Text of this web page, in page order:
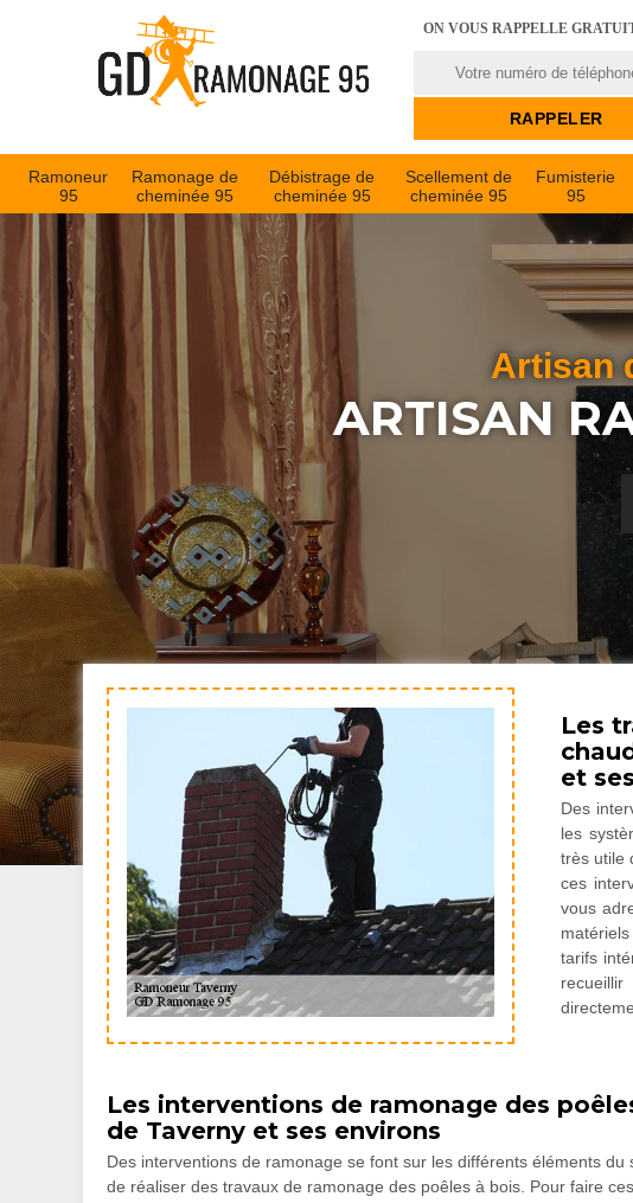
ON VOUS RAPPELLE
Ramoneur
95
Ramonage de
cheminée 95
Débistrage de
cheminée 95
Scellement de
cheminée 95
Fumisterie
95
Artisan
ARTISAN
Les
et
Des
les
très utile
ces
vous
tarifs
Les interventions de ramonage des
de Taverny et ses environs
Des interventions de ramonage se font sur les différents éléments
de réaliser des travaux de ramonage des poêles à bois. Pour faire